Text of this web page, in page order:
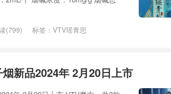
(799) 标签： VTV瑶青思
新品2024年 2月20日上市